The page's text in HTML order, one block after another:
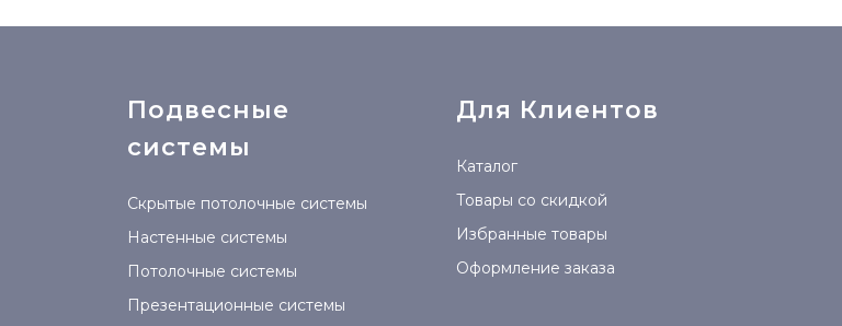
Подвесные
системы
Скрытые потолочные системы
Настенные системы
Потолочные системы
Презентационные системы
Для Клиентов
Каталог
Товары со скидкой
Избранные товары
Оформление заказа